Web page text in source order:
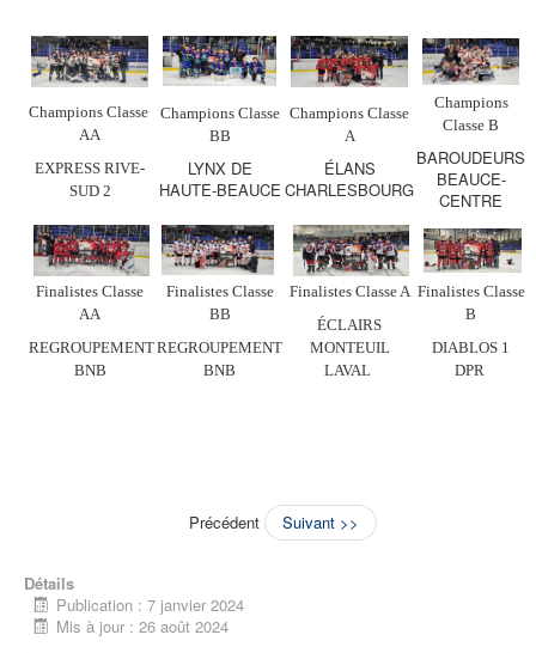
Champions Classe
AA
EXPRESS RIVE-
SUD 2
Champions Classe
BB
LYNX DE
HAUTE-BEAUCE
Champions Classe
A
ÉLANS
CHARLESBOURG
Champions
Classe B
BAROUDEURS
BEAUCE-
CENTRE
Finalistes Classe
AA
REGROUPEMENT
BNB
Finalistes Classe
BB
REGROUPEMENT
BNB
Finalistes Classe A
ÉCLAIRS
MONTEUIL
LAVAL
Finalistes Classe
B
DIABLOS 1
DPR
Précédent Suivant >>
Détails
Publication : 7 janvier 2024
Mis à jour : 26 août 2024